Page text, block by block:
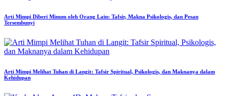
Arti Mimpi Diberi Minum oleh Orang Lain: Tafsir, Makna Psikologis, dan Pesan
Tersembunyi
Arti Mimpi Melihat Tuhan di Langit: Tafsir Spiritual, Psikologis, dan Maknanya dalam
Kehidupan